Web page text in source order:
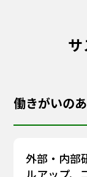
働きがいの
外部・内部